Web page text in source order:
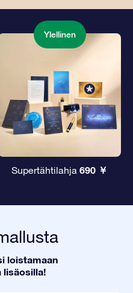
Ylellinen
Supertähtilahja 690 ￥
loistamaan
lisäosilla!